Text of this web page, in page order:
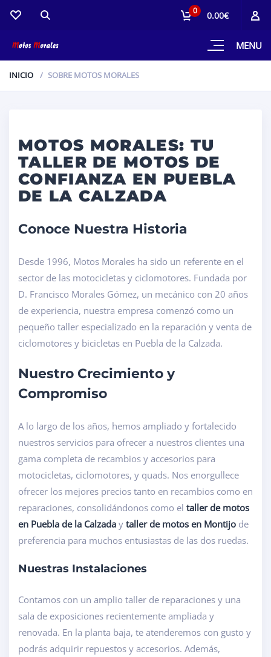
MENU
0 0.00€
INICIO SOBRE MOTOS MORALES
MOTOS MORALES: TU
TALLER DE MOTOS DE
CONFIANZA EN PUEBLA
DE LA CALZADA
Conoce Nuestra Historia
Desde 1996, Motos Morales ha sido un referente en el
sector de las motocicletas y ciclomotores. Fundada por
D. Francisco Morales Gómez, un mecánico con 20 años
de experiencia, nuestra empresa comenzó como un
pequeño taller especializado en la reparación y venta de
ciclomotores y bicicletas en Puebla de la Calzada.
Nuestro Crecimiento y
Compromiso
A lo largo de los años, hemos ampliado y fortalecido
nuestros servicios para ofrecer a nuestros clientes una
gama completa de recambios y accesorios para
motocicletas, ciclomotores, y quads. Nos enorgullece
ofrecer los mejores precios tanto en recambios como en
reparaciones, consolidándonos como el taller de motos
en Puebla de la Calzada y taller de motos en Montijo de
preferencia para muchos entusiastas de las dos ruedas.
Nuestras Instalaciones
Contamos con un amplio taller de reparaciones y una
sala de exposiciones recientemente ampliada y
renovada. En la planta baja, te atenderemos con gusto y
podrás adquirir repuestos y accesorios. Además,